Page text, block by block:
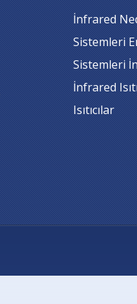
İnfrared
Sistemleri
Sistemleri
İnfrared
Isıtıcılar